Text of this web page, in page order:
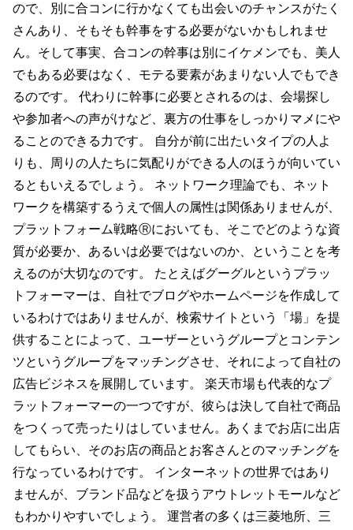
ので、別に合コンに行かなくても出会いのチャンスがたく
さんあり、そもそも幹事をする必要がないかもしれませ
ん。そして事実、合コンの幹事は別にイケメンでも、美人
でもある必要はなく、モテる要素があまりない人でもでき
るのです。 代わりに幹事に必要とされるのは、会場探し
や参加者への声がけなど、裏方の仕事をしっかりマメにや
ることのできる力です。 自分が前に出たいタイプの人よ
りも、周りの人たちに気配りができる人のほうが向いてい
るともいえるでしょう。 ネットワーク理論でも、ネット
ワークを構築するうえで個人の属性は関係ありませんが、
プラットフォーム戦略Ⓡにおいても、そこでどのような資
質が必要か、あるいは必要ではないのか、ということを考
えるのが大切なのです。 たとえばグーグルというプラッ
トフォーマーは、自社でブログやホームページを作成して
いるわけではありませんが、検索サイトという「場」を提
供することによって、ユーザーというグループとコンテン
ツというグループをマッチングさせ、それによって自社の
広告ビジネスを展開しています。 楽天市場も代表的なプ
ラットフォーマーの一つですが、彼らは決して自社で商品
をつくって売ったりはしていません。あくまでお店に出店
してもらい、そのお店の商品とお客さんとのマッチングを
行なっているわけです。 インターネットの世界ではあり
ませんが、ブランド品などを扱うアウトレットモールなど
もわかりやすいでしょう。 運営者の多くは三菱地所、三